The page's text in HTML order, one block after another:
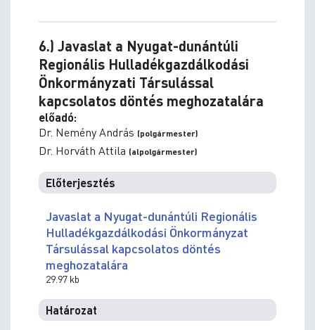
6.) Javaslat a Nyugat-dunántúli
Regionális Hulladékgazdálkodási
Önkormányzati Társulással
kapcsolatos döntés meghozatalára
előadó:
Dr. Nemény András (polgármester)
Dr. Horváth Attila (alpolgármester)
Előterjesztés
Javaslat a Nyugat-dunántúli Regionális
Hulladékgazdálkodási Önkormányzat
Társulással kapcsolatos döntés
meghozatalára
29.97 kb
Határozat